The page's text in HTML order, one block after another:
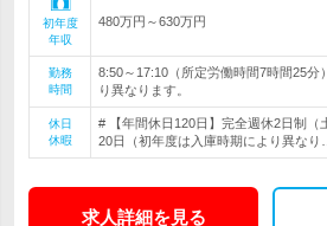
初年度
年収
480万円～630万円
勤務
時間
8:50～17:10（所定労働時間7時間25
り異なります。
休日
休暇
# 【年間休日120日】完全週休2日制（
20日（初年度は入庫時期により異なり…
求人詳細を見る